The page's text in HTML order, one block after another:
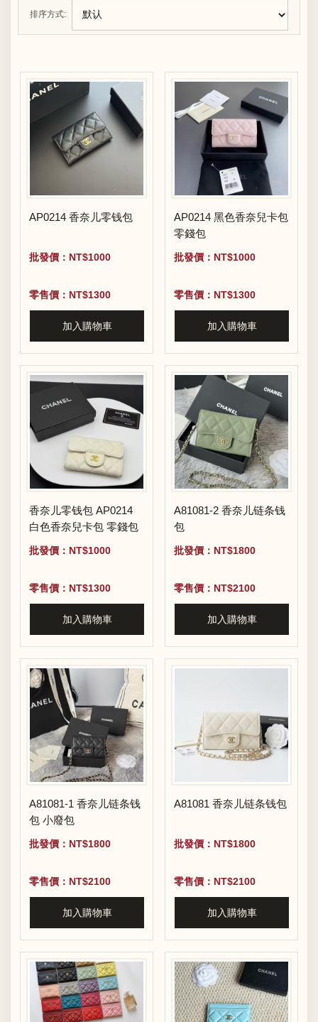
排序方式:
AP0214 香奈儿零钱包
批發價：NT$1000
零售價：NT$1300
加入購物車
AP0214 黑色香奈兒卡包
零錢包
批發價：NT$1000
零售價：NT$1300
加入購物車
香奈儿零钱包 AP0214
白色香奈兒卡包 零錢包
批發價：NT$1000
零售價：NT$1300
加入購物車
A81081-2 香奈儿链条钱
包
批發價：NT$1800
零售價：NT$2100
加入購物車
A81081-1 香奈儿链条钱
包 小廢包
批發價：NT$1800
零售價：NT$2100
加入購物車
A81081 香奈儿链条钱包
批發價：NT$1800
零售價：NT$2100
加入購物車